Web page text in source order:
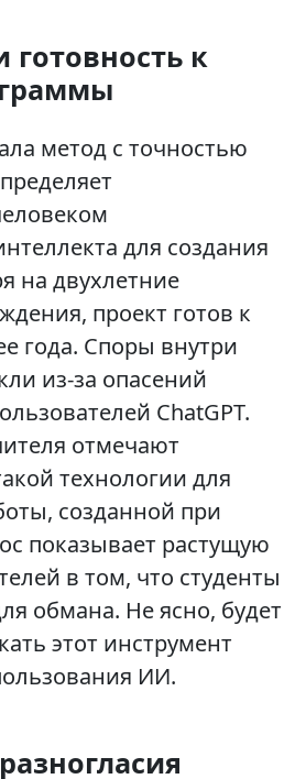
готовность к
метод с точностью
для создания
на двухлетние
проект готов к
года. Споры внутри
из-за опасений
ChatGPT.
отмечают
технологии для
созданной при
показывает растущую
в том, что студенты
обмана. Не ясно, будет
этот инструмент
ИИ.